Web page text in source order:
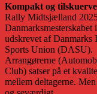
Kompakt og
Rally Midtsjælland
udskrevet af
Sports Union (DASU).
Arrangørerne
Club) satser på et
mellem deltagerne.